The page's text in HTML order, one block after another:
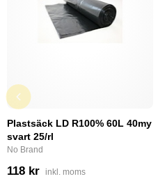
Plastsäck LD R100% 60L 40my
svart 25/rl
No Brand
118 kr inkl. moms